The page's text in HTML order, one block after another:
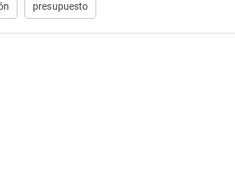
presupuesto